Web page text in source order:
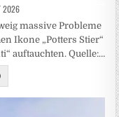
2026
massive Probleme
Ikone „Potters Stier“
auftauchten. Quelle:…